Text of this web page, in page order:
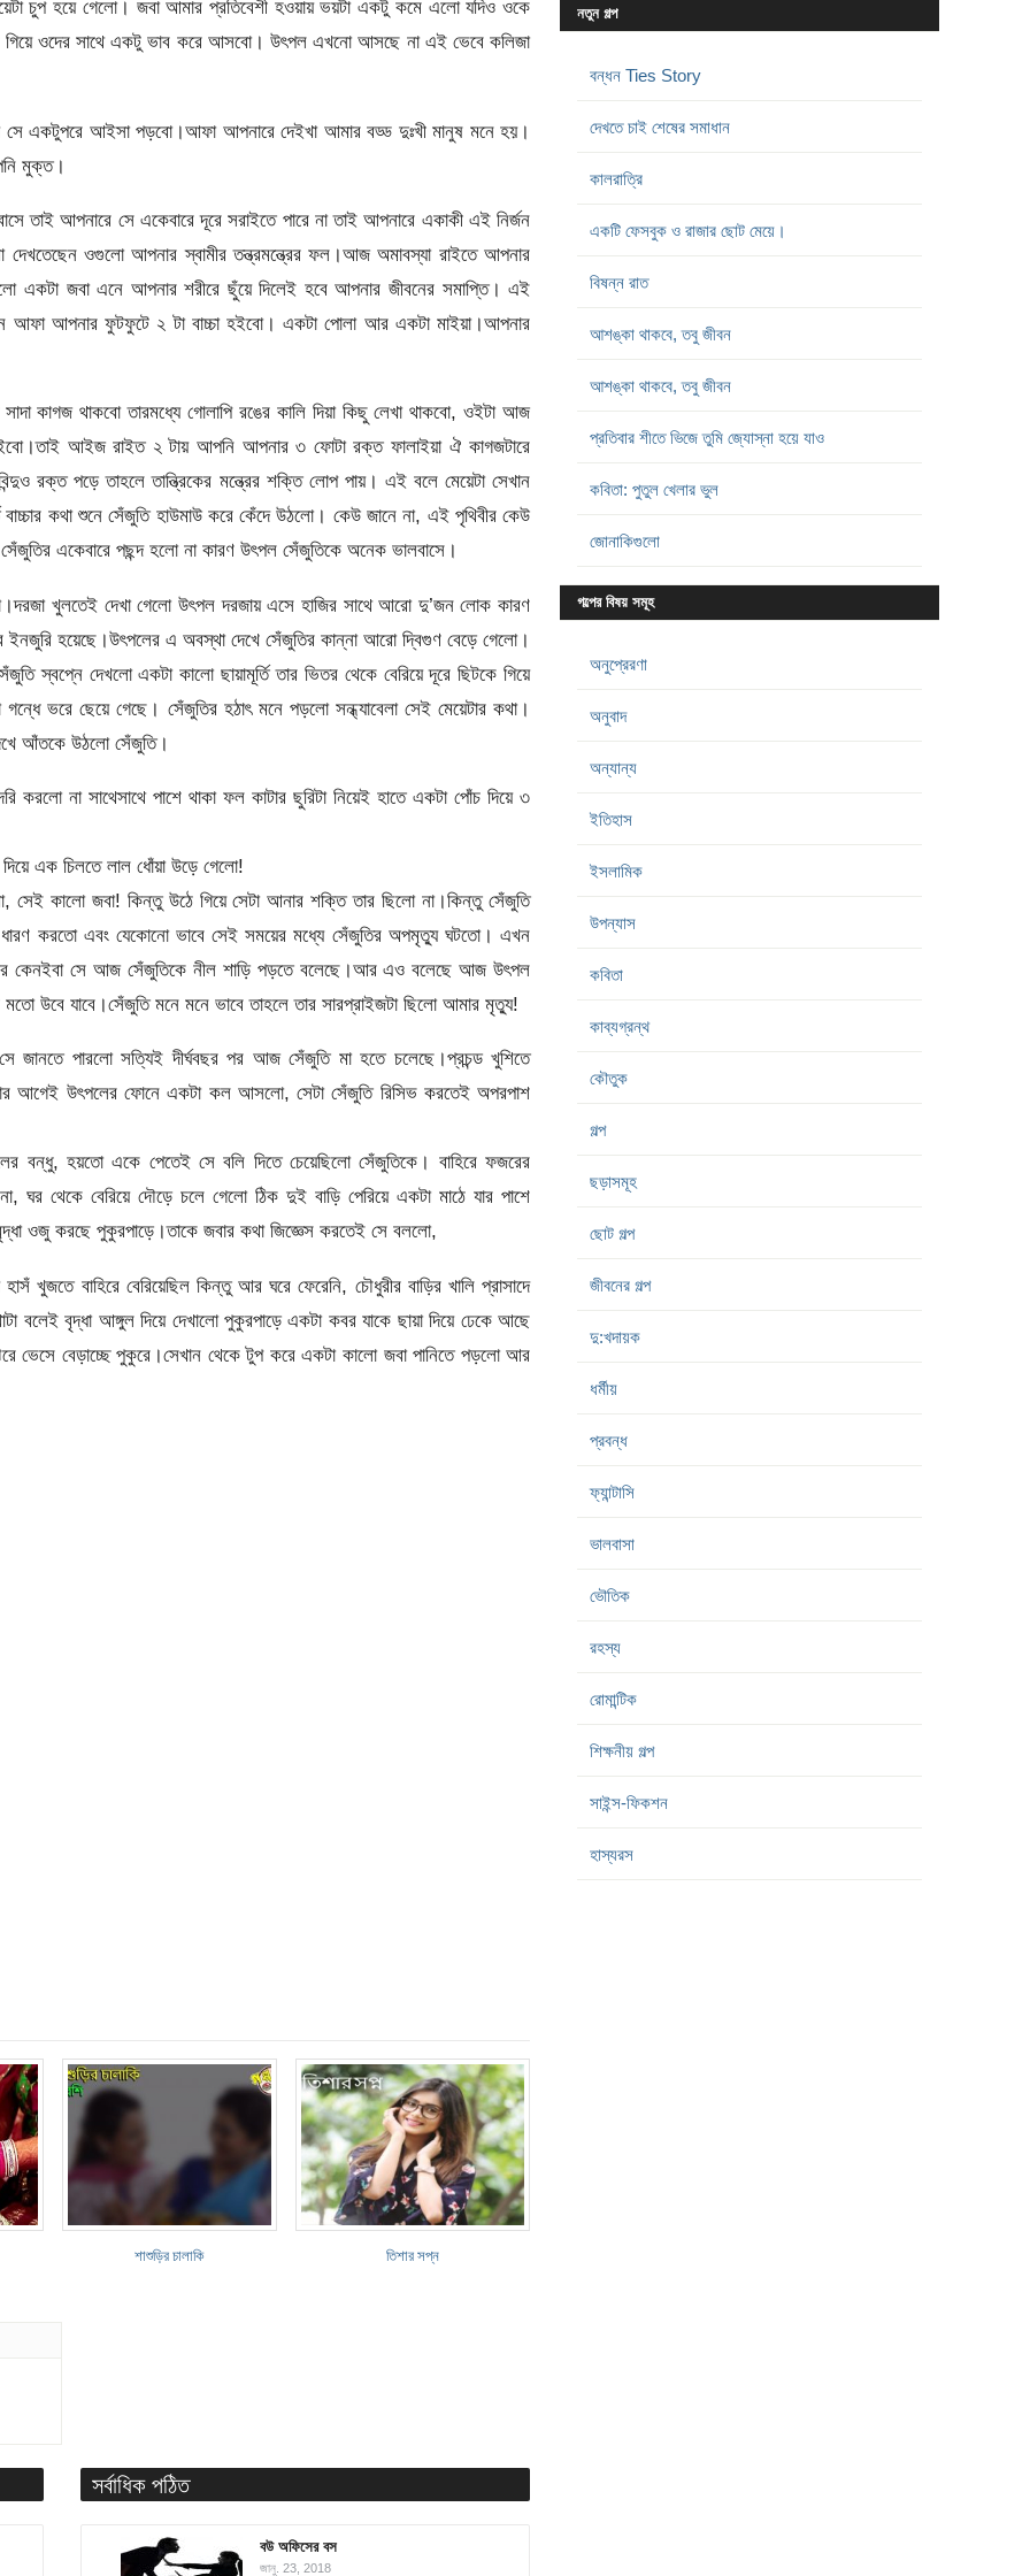
চুপ হয়ে গেলো। জবা আমার প্রতিবেশী হওয়ায় ভয়টা একটু কমে এলো যদিও ওকে
গিয়ে ওদের সাথে একটু ভাব করে আসবো। উৎপল এখনো আসছে না এই ভেবে কলিজা
সে একটুপরে আইসা পড়বো।আফা আপনারে দেইখা আমার বড্ড দুঃখী মানুষ মনে হয়।
মুক্ত।
তাই আপনারে সে একেবারে দূরে সরাইতে পারে না তাই আপনারে একাকী এই নির্জন
ওগুলো আপনার স্বামীর তন্ত্রমন্ত্রের ফল।আজ অমাবস্যা রাইতে আপনার
একটা জবা এনে আপনার শরীরে ছুঁয়ে দিলেই হবে আপনার জীবনের সমাপ্তি। এই
আফা আপনার ফুটফুটে ২ টা বাচ্চা হইবো। একটা পোলা আর একটা মাইয়া।আপনার
কাগজ থাকবো তারমধ্যে গোলাপি রঙের কালি দিয়া কিছু লেখা থাকবো, ওইটা আজ
আইজ রাইত ২ টায় আপনি আপনার ৩ ফোটা রক্ত ফালাইয়া ঐ কাগজটারে
রক্ত পড়ে তাহলে তান্ত্রিকের মন্ত্রের শক্তি লোপ পায়। এই বলে মেয়েটা সেখান
কথা শুনে সেঁজুতি হাউমাউ করে কেঁদে উঠলো। কেউ জানে না, এই পৃথিবীর কেউ
একেবারে পছন্দ হলো না কারণ উৎপল সেঁজুতিকে অনেক ভালবাসে।
খুলতেই দেখা গেলো উৎপল দরজায় এসে হাজির সাথে আরো দু’জন লোক কারণ
ইনজুরি হয়েছে।উৎপলের এ অবস্থা দেখে সেঁজুতির কান্না আরো দ্বিগুণ বেড়ে গেলো।
স্বপ্নে দেখলো একটা কালো ছায়ামূর্তি তার ভিতর থেকে বেরিয়ে দূরে ছিটকে গিয়ে
ভরে ছেয়ে গেছে। সেঁজুতির হঠাৎ মনে পড়লো সন্ধ্যাবেলা সেই মেয়েটার কথা।
দেখে আঁতকে উঠলো সেঁজুতি।
না সাথেসাথে পাশে থাকা ফল কাটার ছুরিটা নিয়েই হাতে একটা পোঁচ দিয়ে ৩
এক চিলতে লাল ধোঁয়া উড়ে গেলো!
সেই কালো জবা! কিন্তু উঠে গিয়ে সেটা আনার শক্তি তার ছিলো না।কিন্তু সেঁজুতি
করতো এবং যেকোনো ভাবে সেই সময়ের মধ্যে সেঁজুতির অপমৃত্যু ঘটতো। এখন
কেনইবা সে আজ সেঁজুতিকে নীল শাড়ি পড়তে বলেছে।আর এও বলেছে আজ উৎপল
মতো উবে যাবে।সেঁজুতি মনে মনে ভাবে তাহলে তার সারপ্রাইজটা ছিলো আমার মৃত্যু!
পারলো সত্যিই দীর্ঘবছর পর আজ সেঁজুতি মা হতে চলেছে।প্রচন্ড খুশিতে
আগেই উৎপলের ফোনে একটা কল আসলো, সেটা সেঁজুতি রিসিভ করতেই অপরপাশ
বন্ধু, হয়তো একে পেতেই সে বলি দিতে চেয়েছিলো সেঁজুতিকে। বাহিরে ফজরের
থেকে বেরিয়ে দৌড়ে চলে গেলো ঠিক দুই বাড়ি পেরিয়ে একটা মাঠে যার পাশে
ওজু করছে পুকুরপাড়ে।তাকে জবার কথা জিজ্ঞেস করতেই সে বললো,
খুজতে বাহিরে বেরিয়েছিল কিন্তু আর ঘরে ফেরেনি, চৌধুরীর বাড়ির খালি প্রাসাদে
বলেই বৃদ্ধা আঙ্গুল দিয়ে দেখালো পুকুরপাড়ে একটা কবর যাকে ছায়া দিয়ে ঢেকে আছে
বেড়াচ্ছে পুকুরে।সেখান থেকে টুপ করে একটা কালো জবা পানিতে পড়লো আর
শাশুড়ির চালাকি তিশার সপ্ন
সর্বাধিক পঠিত
বউ অফিসের বস
জানু. 23, 2018
নতুন গল্প
বন্ধন Ties Story
দেখতে চাই শেষের সমাধান
কালরাত্রি
একটি ফেসবুক ও রাজার ছোট মেয়ে।
বিষন্ন রাত
আশঙ্কা থাকবে, তবু জীবন
আশঙ্কা থাকবে, তবু জীবন
প্রতিবার শীতে ভিজে তুমি জ্যোস্না হয়ে যাও
কবিতা: পুতুল খেলার ভুল
জোনাকিগুলো
গল্পের বিষয় সমূহ
অনুপ্রেরণা
অনুবাদ
অন্যান্য
ইতিহাস
ইসলামিক
উপন্যাস
কবিতা
কাব্যগ্রন্থ
কৌতুক
গল্প
ছড়াসমূহ
ছোট গল্প
জীবনের গল্প
দু:খদায়ক
ধর্মীয়
প্রবন্ধ
ফ্যান্টাসি
ভালবাসা
ভৌতিক
রহস্য
রোমান্টিক
শিক্ষনীয় গল্প
সাইন্স-ফিকশন
হাস্যরস